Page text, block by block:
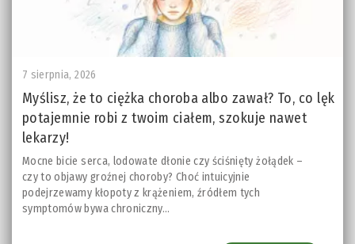
7 sierpnia, 2026
Myślisz, że to ciężka choroba albo zawał? To, co lęk
potajemnie robi z twoim ciałem, szokuje nawet
lekarzy!
Mocne bicie serca, lodowate dłonie czy ściśnięty żołądek –
czy to objawy groźnej choroby? Choć intuicyjnie
podejrzewamy kłopoty z krążeniem, źródłem tych
symptomów bywa chroniczny...